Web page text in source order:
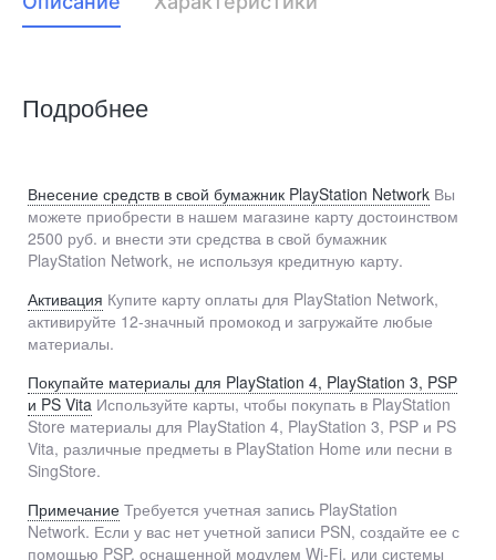
Подробнее
Внесение средств в свой бумажник PlayStation Network Вы
можете приобрести в нашем магазине карту достоинством
2500 руб. и внести эти средства в свой бумажник
PlayStation Network, не используя кредитную карту.
Активация Купите карту оплаты для PlayStation Network,
активируйте 12-значный промокод и загружайте любые
материалы.
Покупайте материалы для PlayStation 4, PlayStation 3, PSP
и PS Vita Используйте карты, чтобы покупать в PlayStation
Store материалы для PlayStation 4, PlayStation 3, PSP и PS
Vita, различные предметы в PlayStation Home или песни в
SingStore.
Примечание Требуется учетная запись PlayStation
Network. Если у вас нет учетной записи PSN, создайте ее с
помощью PSP, оснащенной модулем Wi-Fi, или системы